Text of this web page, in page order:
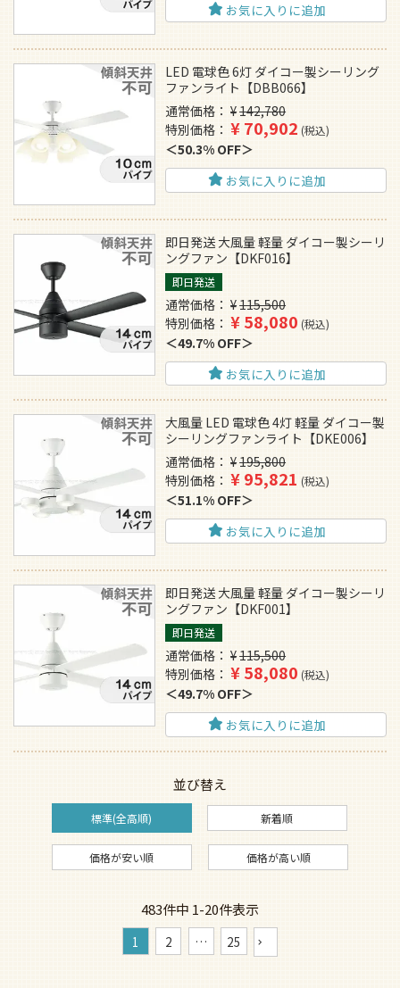
お気に入りに追加
LED 電球色 6灯 ダイコー製シーリング
ファンライト【DBB066】
通常価格
¥142,780
特別価格
¥70,902 税込
50.3% OFF
お気に入りに追加
即日発送 大風量 軽量 ダイコー製シーリ
ングファン【DKF016】
即日発送
通常価格 ¥115,500
特別価格
¥58,080 税込
49.7% OFF
お気に入りに追加
大風量 LED 電球色 4灯 軽量 ダイコー製
シーリングファンライト【DKE006】
通常価格
¥195,800
特別価格
¥95,821 税込
51.1% OFF
お気に入りに追加
即日発送 大風量 軽量 ダイコー製シーリ
ングファン【DKF001】
即日発送
通常価格 ¥115,500
特別価格
¥58,080 税込
49.7% OFF
お気に入りに追加
並び替え
標準(全高順) 新着順
価格が安い順 価格が高い順
483件中 1-20件表示
1 2 … 25